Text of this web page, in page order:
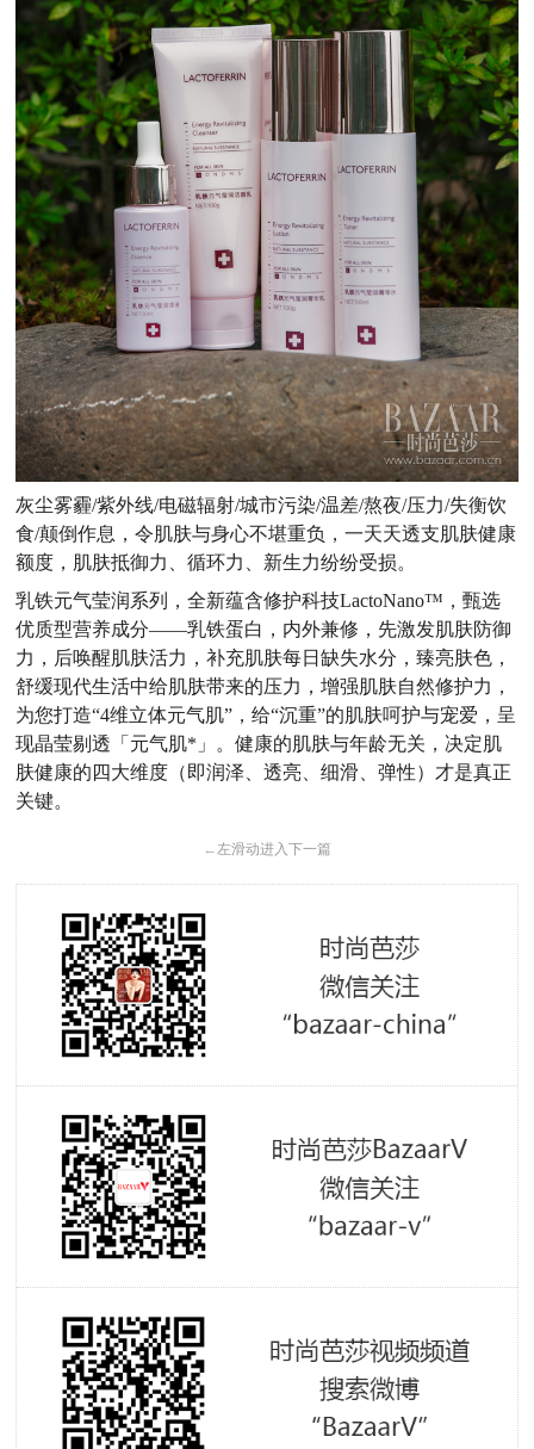
灰尘雾霾/紫外线/电磁辐射/城市污染/温差/熬夜/压力/失衡饮
食/颠倒作息，令肌肤与身心不堪重负，一天天透支肌肤健康
额度，肌肤抵御力、循环力、新生力纷纷受损。
乳铁元气莹润系列，全新蕴含修护科技LactoNano™，甄选
优质型营养成分——乳铁蛋白，内外兼修，先激发肌肤防御
力，后唤醒肌肤活力，补充肌肤每日缺失水分，臻亮肤色，
舒缓现代生活中给肌肤带来的压力，增强肌肤自然修护力，
为您打造“4维立体元气肌”，给“沉重”的肌肤呵护与宠爱，呈
现晶莹剔透「元气肌*」。健康的肌肤与年龄无关，决定肌
肤健康的四大维度（即润泽、透亮、细滑、弹性）才是真正
关键。
←左滑动进入下一篇